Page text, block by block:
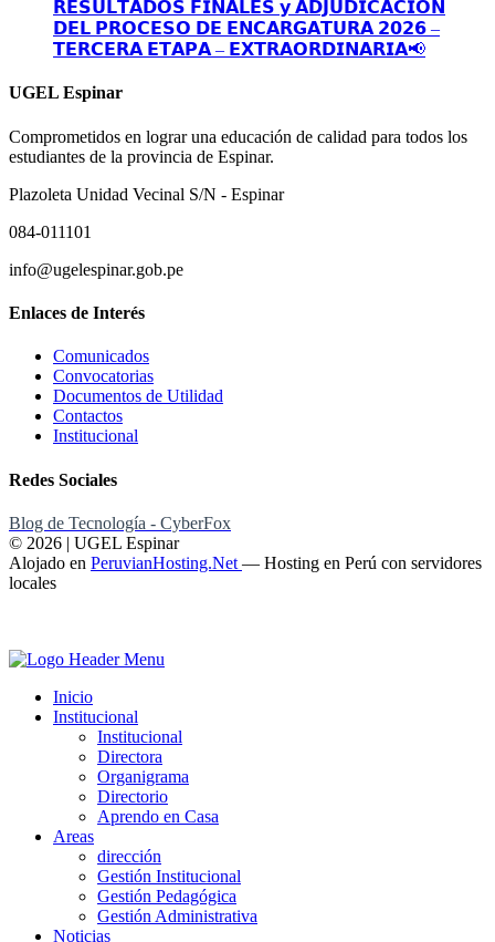
𝗥𝗘𝗦𝗨𝗟𝗧𝗔𝗗𝗢𝗦 𝗙𝗜𝗡𝗔𝗟𝗘𝗦 𝘆 𝗔𝗗𝗝𝗨𝗗𝗜𝗖𝗔𝗖𝗜𝗢𝗡
𝗗𝗘𝗟 𝗣𝗥𝗢𝗖𝗘𝗦𝗢 𝗗𝗘 𝗘𝗡𝗖𝗔𝗥𝗚𝗔𝗧𝗨𝗥𝗔 𝟮𝟬𝟮𝟲 –
𝗧𝗘𝗥𝗖𝗘𝗥𝗔 𝗘𝗧𝗔𝗣𝗔 – 𝗘𝗫𝗧𝗥𝗔𝗢𝗥𝗗𝗜𝗡𝗔𝗥𝗜𝗔📢
UGEL Espinar
Comprometidos en lograr una educación de calidad para todos los
estudiantes de la provincia de Espinar.
Plazoleta Unidad Vecinal S/N - Espinar
084-011101
info@ugelespinar.gob.pe
Enlaces de Interés
Comunicados
Convocatorias
Documentos de Utilidad
Contactos
Institucional
Redes Sociales
Blog de Tecnología - CyberFox
© 2026 | UGEL Espinar
Alojado en PeruvianHosting.Net — Hosting en Perú con servidores
locales
Inicio
Institucional
Institucional
Directora
Organigrama
Directorio
Aprendo en Casa
Areas
dirección
Gestión Institucional
Gestión Pedagógica
Gestión Administrativa
Noticias